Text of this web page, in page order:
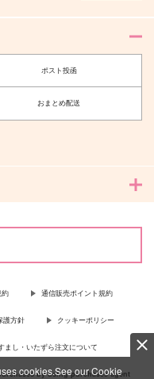
cookies.See our Cookie
ポスト投函
おまとめ配送
約 通信販売ポイント規約
護方針 クッキーポリシー
まし・いたずら注文について
by using purchases agent